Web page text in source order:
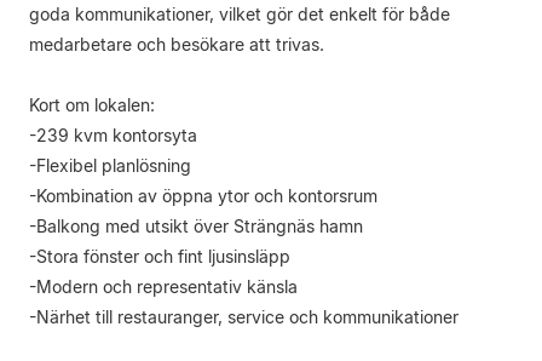
goda kommunikationer, vilket gör det enkelt för både
medarbetare och besökare att trivas.
Kort om lokalen:
-239 kvm kontorsyta
-Flexibel planlösning
-Kombination av öppna ytor och kontorsrum
-Balkong med utsikt över Strängnäs hamn
-Stora fönster och fint ljusinsläpp
-Modern och representativ känsla
-Närhet till restauranger, service och kommunikationer